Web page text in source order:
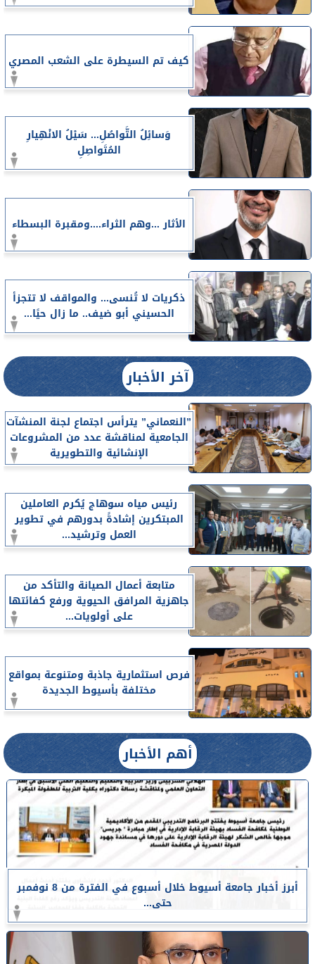
كيف تم السيطرة على الشعب المصري
وَسائِلُ التَّواصُلِ... سَيْلُ الانْهِيارِ
المُتَواصِلِ
الأثار ...وهم الثراء....ومقبرة البسطاء
ذكريات لا تُنسى... والمواقف لا تتجزأ
الحسيني أبو ضيف.. ما زال حيًا...
آخر الأخبار
”النعماني” يترأس اجتماع لجنة المنشآت
الجامعية لمناقشة عدد من المشروعات
الإنشائية والتطويرية
رئيس مياه سوهاج يُكرم العاملين
المبتكرين إشادةً بدورهم في تطوير
العمل وترشيد...
متابعة أعمال الصيانة والتأكد من
جاهزية المرافق الحيوية ورفع كفائتها
على أولويات...
فرص استثمارية جاذبة ومتنوعة بمواقع
مختلفة بأسيوط الجديدة
أهم الأخبار
أبرز أخبار جامعة أسيوط خلال أسبوع في الفترة من 8 نوفمبر
حتى...